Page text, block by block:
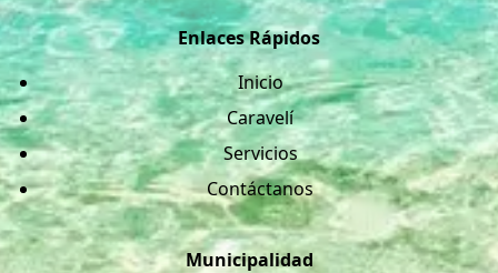
Enlaces Rápidos
Inicio
Caravelí
Servicios
Contáctanos
Municipalidad